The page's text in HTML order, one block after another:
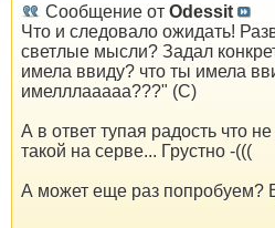
Сообщение от Odessit
Что и следовало ожидать!
светлые мысли? Задал
имела ввиду? что ты имела
имелллааааа???" (С)
А в ответ тупая радость что
такой на серве... Грустно -(((
А может еще раз попробуем?